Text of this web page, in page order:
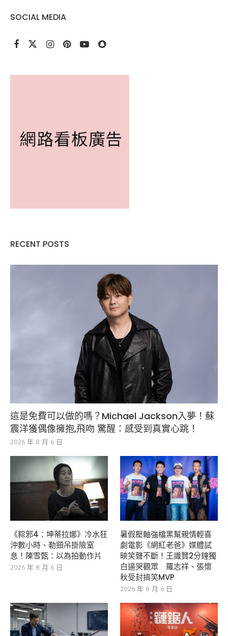
SOCIAL MEDIA
RECENT POSTS
這是免費可以做的嗎？Michael Jackson入夢！蘇
震洋獲偶像擁抱,飛吻 驚醒：感受到真實心跳！
2026 年 8 月 6 日
《粽邪4：坤蒂拉娜》冷水狂
沖數小時、勒頸吊掛險窒
息！陳雪甄：以為拍動作片
2026 年 8 月 6 日
暑假壓軸強檔黑幫親情輕喜
劇電影《網紅老爸》媒體試
映笑聲不斷！王識賢2分鐘獨
白逼哭觀眾 羅志祥、張懷
秋受封搞笑MVP
2026 年 8 月 6 日